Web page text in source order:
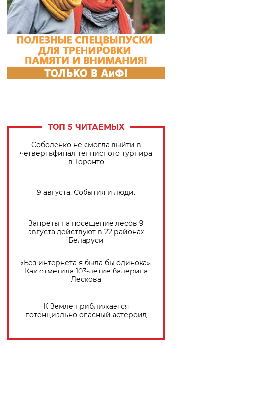
ТОП 5 ЧИТАЕМЫХ
Соболенко не смогла выйти в
четвертьфинал теннисного турнира
в Торонто
9 августа. События и люди.
Запреты на посещение лесов 9
августа действуют в 22 районах
Беларуси
«Без интернета я была бы одинока».
Как отметила 103-летие балерина
Лескова
К Земле приближается
потенциально опасный астероид